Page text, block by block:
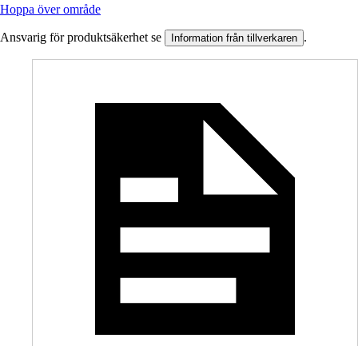
Hoppa över område
Ansvarig för produktsäkerhet se Information från tillverkaren .